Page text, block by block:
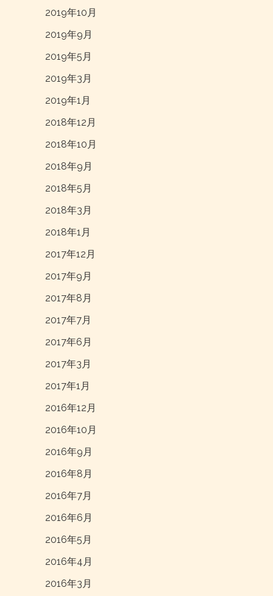
2019年10月
2019年9月
2019年5月
2019年3月
2019年1月
2018年12月
2018年10月
2018年9月
2018年5月
2018年3月
2018年1月
2017年12月
2017年9月
2017年8月
2017年7月
2017年6月
2017年3月
2017年1月
2016年12月
2016年10月
2016年9月
2016年8月
2016年7月
2016年6月
2016年5月
2016年4月
2016年3月